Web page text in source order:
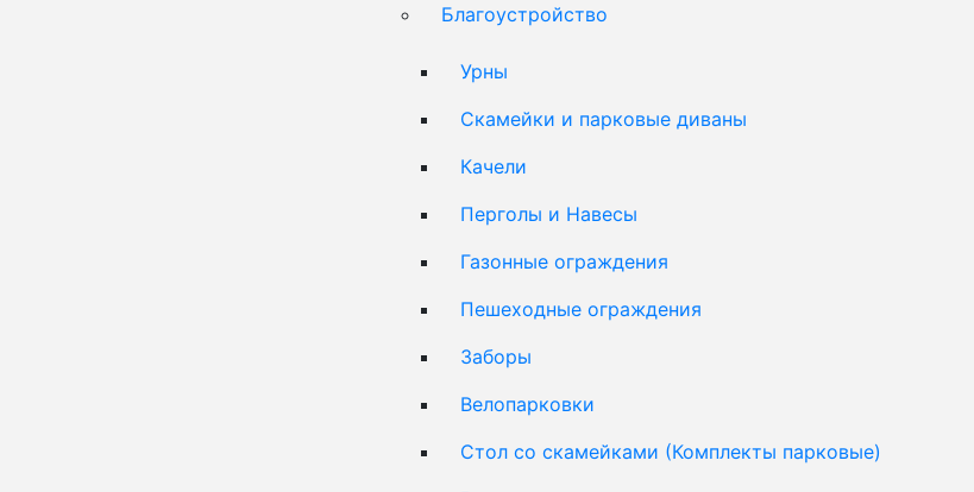
Благоустройство
Урны
Скамейки и парковые диваны
Качели
Перголы и Навесы
Газонные ограждения
Пешеходные ограждения
Заборы
Велопарковки
Стол со скамейками (Комплекты парковые)